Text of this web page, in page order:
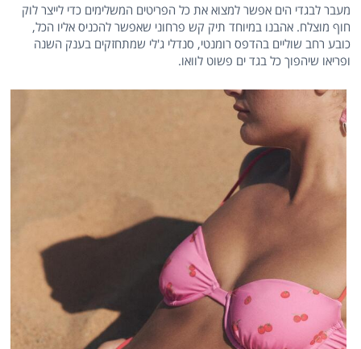
מעבר לבגדי הים אפשר למצוא את כל הפריטים המשלימים כדי לייצר לוק
חוף מוצלח. אהבנו במיוחד תיק קש פרחוני שאפשר להכניס אליו הכל,
כובע רחב שוליים בהדפס רומנטי, סנדלי ג'לי שמתחזקים בענק השנה
ופריאו שיהפוך כל בגד ים פשוט לוואו.